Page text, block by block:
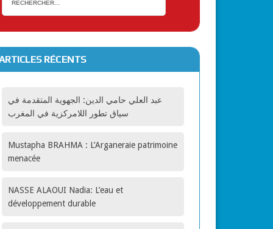
avancée, de l’apport des
territoriale dans le développement,
RÉCENTS
عبد العلي حامي الدين: الجهوية المتقدمة في
سياق تطور اللامركزية في المغرب
Mustapha BRAHMA : L’Arganeraie patrimoine
menacée
NASSE ALAOUI Nadia: L’eau et
développement durable